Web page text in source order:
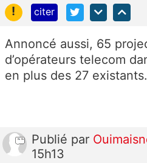
!
citer
Annoncé aussi, 65
d’opérateurs telecom
en plus des 27 existants.
Publié par
15h13